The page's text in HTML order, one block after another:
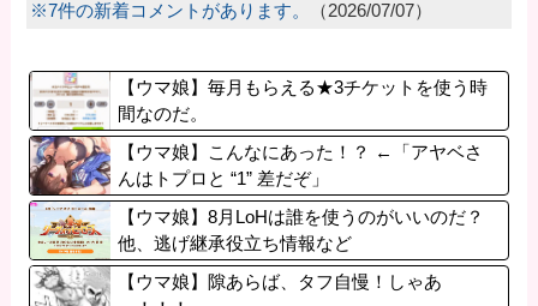
※7件の新着コメントがあります。 （2026/07/07）
【ウマ娘】毎月もらえる★3チケットを使う時
間なのだ。
【ウマ娘】こんなにあった！？ ←「アヤベさ
んはトプロと “1” 差だぞ」
【ウマ娘】8月LoHは誰を使うのがいいのだ？
他、逃げ継承役立ち情報など
【ウマ娘】隙あらば、タフ自慢！しゃあ